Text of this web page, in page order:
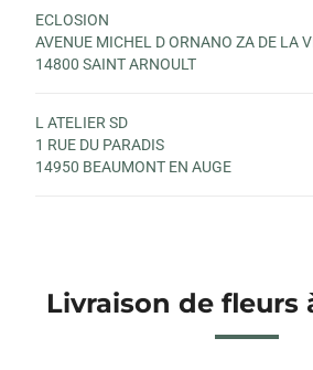
ECLOSION
AVENUE MICHEL D ORNANO ZA DE LA
14800 SAINT ARNOULT
L ATELIER SD
1 RUE DU PARADIS
14950 BEAUMONT EN AUGE
Livraison de fleurs